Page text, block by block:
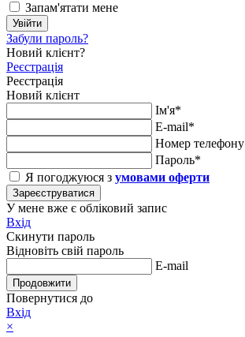
Запам'ятати мене
Увійти
Забули пароль?
Новий клієнт?
Реєстрація
Реєстрація
Новий клієнт
Ім'я*
E-mail*
Номер телефону
Пароль*
Я погоджуюся з умовами оферти
Зареєструватися
У мене вже є обліковий запис
Вхід
Скинути пароль
Відновіть свій пароль
E-mail
Продовжити
Повернутися до
Вхід
×